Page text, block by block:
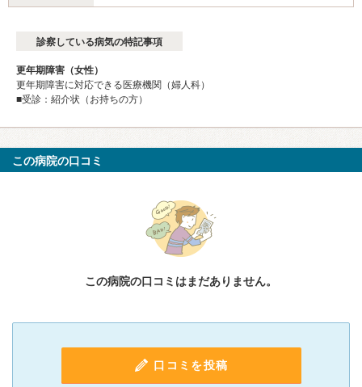
診察している病気の特記事項
更年期障害（女性）
更年期障害に対応できる医療機関（婦人科）
■受診：紹介状（お持ちの方）
この病院の口コミ
この病院の口コミはまだありません。
口コミを投稿